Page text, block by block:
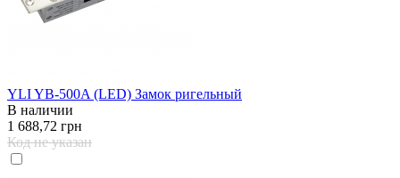
YLI YB-500A (LED) Замок ригельный
В наличии
1 688,72 грн
Код не указан